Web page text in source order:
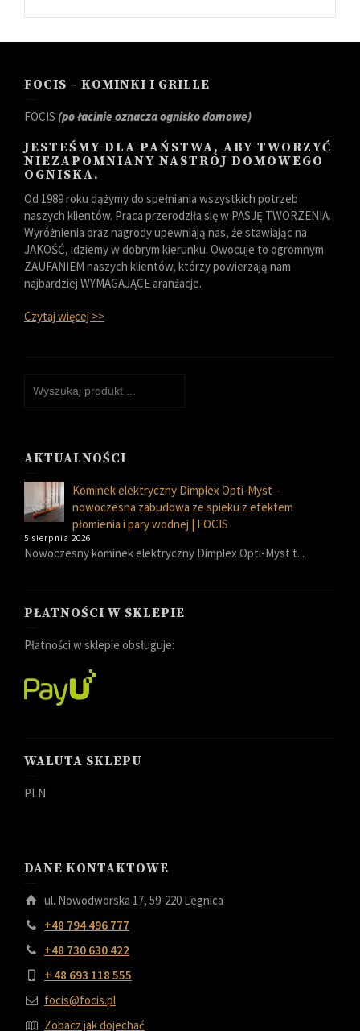
FOCIS – KOMINKI I GRILLE
FOCIS (po łacinie oznacza ognisko domowe)
JESTEŚMY DLA PAŃSTWA, ABY TWORZYĆ
NIEZAPOMNIANY NASTRÓJ DOMOWEGO
OGNISKA.
Od 1989 roku dążymy do spełniania wszystkich potrzeb
naszych klientów. Praca przerodziła się w PASJĘ TWORZENIA.
Wyróżnienia oraz nagrody upewniają nas, że stawiając na
JAKOŚĆ, idziemy w dobrym kierunku. Owocuje to ogromnym
ZAUFANIEM naszych klientów, którzy powierzają nam
najbardziej WYMAGAJĄCE aranżacje.
Czytaj więcej >>
AKTUALNOŚCI
Kominek elektryczny Dimplex Opti-Myst –
nowoczesna zabudowa ze spieku z efektem
płomienia i pary wodnej | FOCIS
5 sierpnia 2026
Nowoczesny kominek elektryczny Dimplex Opti-Myst t...
PŁATNOŚCI W SKLEPIE
Płatności w sklepie obsługuje:
WALUTA SKLEPU
PLN
DANE KONTAKTOWE
ul. Nowodworska 17, 59-220 Legnica
+48 794 496 777
+48 730 630 422
+ 48 693 118 555
focis@focis.pl
Zobacz jak dojechać